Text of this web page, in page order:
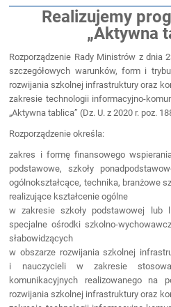
AktywnaRealizujemy
„Aktywna
Rozporządzenie Rady Ministrów z dnia
szczegółowych warunków, form i
rozwijania szkolnej infrastruktury oraz
zakresie technologii informacyjno-
„Aktywna tablica” (Dz. U. z 2020 r. poz.
Rozporządzenie określa:
zakres i formę finansowego
podstawowe, szkoły
ogólnokształcące, technika, branżowe
realizujące kształcenie ogólne
w zakresie szkoły podstawowej lub
specjalne ośrodki szkolno-
słabowidzących
w obszarze rozwijania szkolnej
i nauczycieli w zakresie
komunikacyjnych realizowanego na
rozwijania szkolnej infrastruktury oraz